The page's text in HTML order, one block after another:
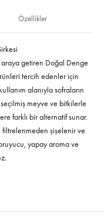
Özellikler
getiren Doğal Denge
tercih edenler için
alanıyla sofraların
meyve ve bitkilerle
farklı bir alternatif sunar.
şişelenir ve
yapay aroma ve